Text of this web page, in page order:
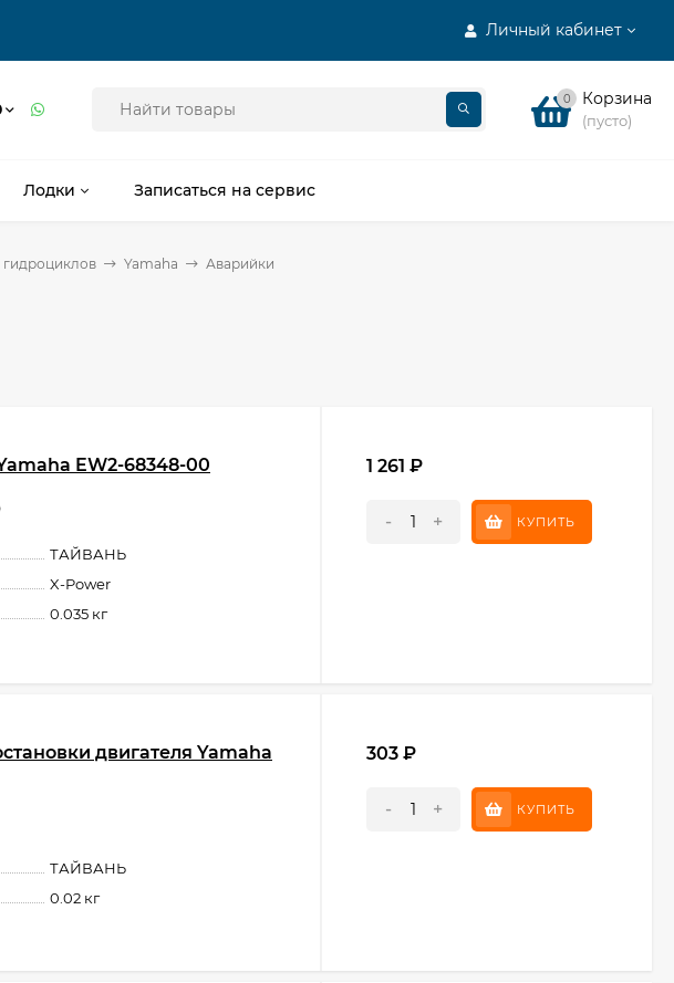
Личный кабинет
0 Корзина
(пусто)
Лодки Записаться на сервис
гидроциклов Yamaha Аварийки
EW2-68348-00
ТАЙВАНЬ
X-Power
0.035 кг
1 261 ₽
- + КУПИТЬ
двигателя Yamaha
ТАЙВАНЬ
0.02 кг
303 ₽
- + КУПИТЬ